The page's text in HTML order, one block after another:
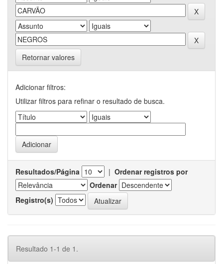
Retornar valores
Adicionar filtros:
Utilizar filtros para refinar o resultado de busca.
Resultados/Página | Ordenar registros por
Ordenar
Registro(s)
Resultado 1-1 de 1.